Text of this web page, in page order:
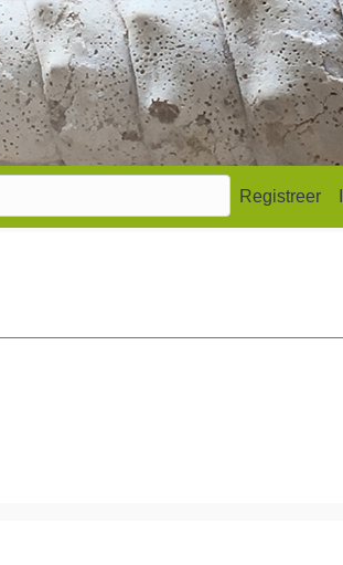
Registreer